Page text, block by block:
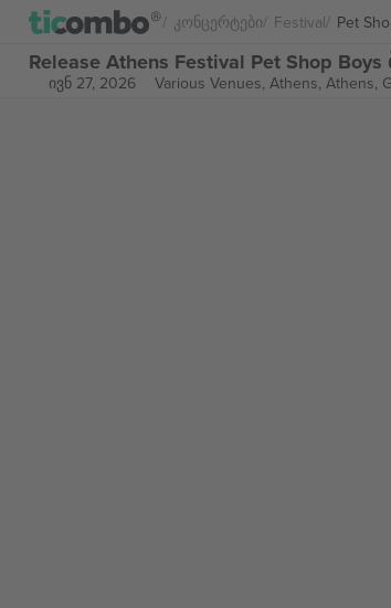
Კონცერტები Festival Pet
Release Athens Festival Pet Shop
ივნ 27, 2026 Various Venues, Athens, Athens,